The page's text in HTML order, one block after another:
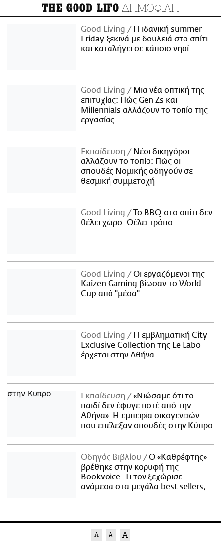
THE GOOD LIFO ΔΗΜΟΦΙΛΗ
Good Living
Η ιδανική summer
Friday ξεκινά με δουλειά στο σπίτι
και καταλήγει σε κάποιο νησί
Good Living
Μια νέα οπτική της
επιτυχίας: Πώς Gen Zs και
Millennials αλλάζουν το τοπίο της
εργασίας
Εκπαίδευση
Νέοι δικηγόροι
αλλάζουν το τοπίο: Πώς οι
σπουδές Νομικής οδηγούν σε
θεσμική συμμετοχή
Good Living
Το BBQ στο σπίτι δεν
θέλει χώρο. Θέλει τρόπο.
Good Living
Οι εργαζόμενοι της
Kaizen Gaming βίωσαν το World
Cup από "μέσα"
Good Living
Η εμβληματική City
Exclusive Collection της Le Labo
έρχεται στην Αθήνα
Εκπαίδευση
«Νιώσαμε ότι το
παιδί δεν έφυγε ποτέ από την
Αθήνα»: Η εμπειρία οικογενειών
που επέλεξαν σπουδές στην Κύπρο
Οδηγός Βιβλίου
Ο «Καθρέφτης»
βρέθηκε στην κορυφή της
Bookvoice. Τι τον ξεχώρισε
ανάμεσα στα μεγάλα best sellers;